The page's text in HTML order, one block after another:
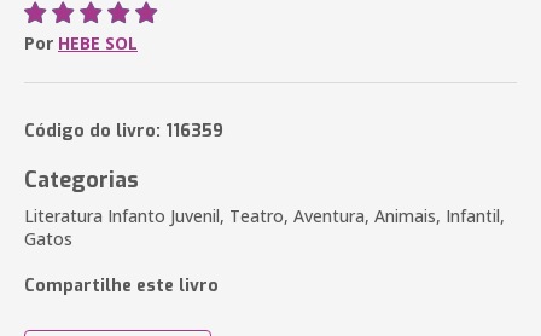
Por HEBE SOL
Código do livro: 116359
Categorias
Literatura Infanto Juvenil, Teatro, Aventura, Animais, Infantil,
Gatos
Compartilhe este livro